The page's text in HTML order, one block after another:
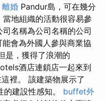
離婚 Pandur島，可在幾分
地組織的活動很容易參
名稱為公司名稱的公司
能會為外國人參與商業協
是，獲得了浪潮的
酒店連鎖店一起來到
裡。 該建築物展示了
建設性感知。 buffet外